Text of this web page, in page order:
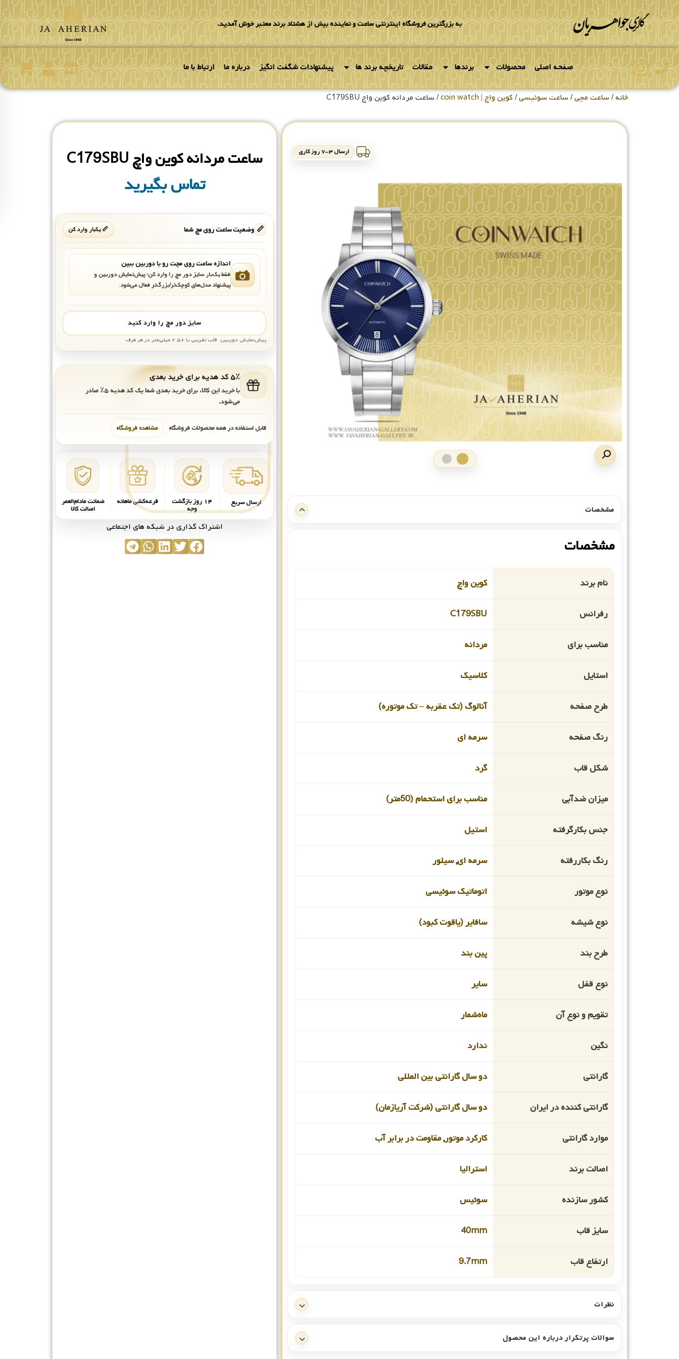
به بزرگترین فروشگاه اینترنتی ساعت و نماینده بیش از هشتاد برند معتبر خوش آمدید.
صفحه اصلی محصولات برندها مقالات تاریخچه برند ها پیشنهادات شگفت انگیز درباره ما ارتباط با ما
خانه/ساعت مچی/ساعت سوئیسی/ کوین واچ | coin watch / ساعت مردانه کوین واچ C179SBU
ارسال ۳-۷ روز کاری
مشخصات
مشخصات
نام برند کوین واچ
رفرانس C179SBU
مناسب برای مردانه
استایل کلاسیک
طرح صفحه آنالوگ (تک عقربه – تک موتوره)
رنگ صفحه سرمه ای
شکل قاب گرد
میزان ضدآبی مناسب برای استحمام (50متر)
جنس بکارگرفته استیل
رنگ بکاررفته سرمه ای,سیلور
نوع موتور اتوماتیک سوئیسی
نوع شیشه سافایر (یاقوت کبود)
طرح بند پین بند
نوع قفل سایر
تقویم و نوع آن ماه‌شمار
نگین ندارد
گارانتی دو سال گارانتی بین المللی
گارانتی کننده در ایران دو سال گارانتی (شرکت آریازمان)
موارد گارانتی کارکرد موتور, مقاومت در برابر آب
اصالت برند استرالیا
کشور سازنده سوئیس
سایز قاب 40mm
ارتفاع قاب 9.7mm
نظرات
سوالات پرتکرار درباره این محصول
ساعت مردانه کوین واچ C179SBU
تماس بگیرید
📏 وضعیت ساعت روی مچ شما 📏 یکبار وارد کن
اندازه ساعت روی مچت رو با دوربین ببین
فقط یک‌بار سایز دور مچ را وارد کن؛ پیش‌نمایش دوربین و
پیشنهاد مدل‌های کوچک‌تر/بزرگ‌تر فعال می‌شود.
سایز دور مچ را وارد کنید
پیش‌نمایش دوربین: قاب تقریبی با +۲.۵ میلی‌متر در هر طرف
۵٪ کد هدیه برای خرید بعدی
با خرید این کالا، برای خرید بعدی شما یک کد هدیه۵٪ صادر
می‌شود.
قابل استفاده در همه محصولات فروشگاه مشاهده فروشگاه
ارسال سریع ۱۴ روز بازگشت
وجه
قرعه‌کشی ماهانه ضمانت مادام‌العمر
اصالت کالا
اشتراک گذاری در شبکه های اجتماعی